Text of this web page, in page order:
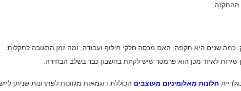
ההתקנה.
כמה שנים היא תקפה, האם מכסה חלקי חילוף ועבודה, ומה זמן התגובה לתקלות.
שירות לאחר מכן הוא פרמטר שיש לקחת בחשבון כבר בשלב הבחירה.
חלונות מאלומיניום מעוצבים הכוללת דוגמאות מגוונות לפתרונות שניתן